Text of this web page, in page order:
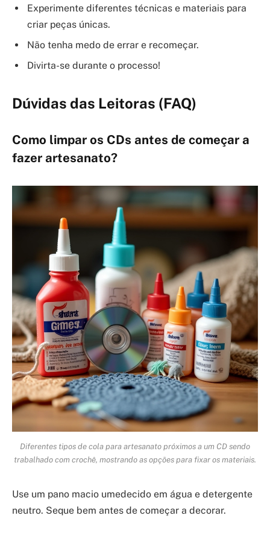
Experimente diferentes técnicas e materiais para
criar peças únicas.
Não tenha medo de errar e recomeçar.
Divirta-se durante o processo!
Dúvidas das Leitoras (FAQ)
Como limpar os CDs antes de começar a
fazer artesanato?
Diferentes tipos de cola para artesanato próximos a um CD sendo
trabalhado com crochê, mostrando as opções para fixar os materiais.
Use um pano macio umedecido em água e detergente
neutro. Seque bem antes de começar a decorar.